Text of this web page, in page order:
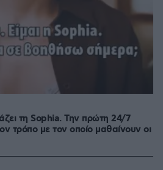
τη Sophia. Την πρώτη 24/7
τρόπο με τον οποίο μαθαίνουν οι